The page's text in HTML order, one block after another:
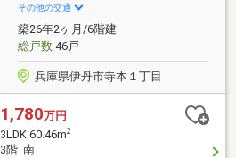
その他の交通
築26年2ヶ月/6階建
総戸数46戸
兵庫県伊丹市寺本１丁目
1,780万円
3LDK 60.46m2
3階 南